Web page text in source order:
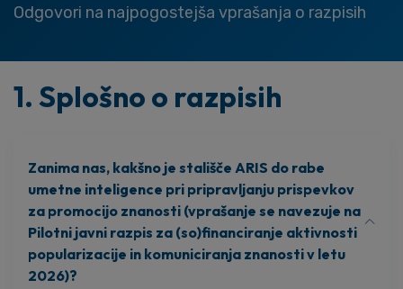
Odgovori na najpogostejša vprašanja o razpisih
1. Splošno o razpisih
Zanima nas, kakšno je stališče ARIS do rabe
umetne inteligence pri pripravljanju prispevkov
za promocijo znanosti (vprašanje se navezuje na
Pilotni javni razpis za (so)financiranje aktivnosti
popularizacije in komuniciranja znanosti v letu
2026)?